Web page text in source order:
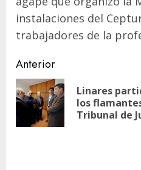
instalaciones del
trabajadores de la
Navegación
de
entradas
Anterior
Linares
los
Tribunal de